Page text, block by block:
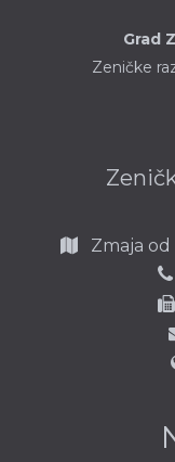
Grad
Zeničke
Zmaja od